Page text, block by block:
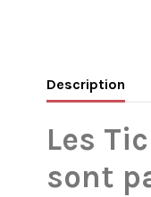
Description
Les
sont